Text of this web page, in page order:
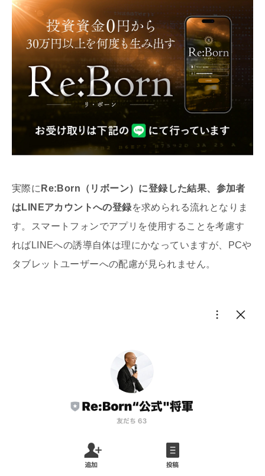
実際に Re:Born（リボーン）に登録した結果、参加者
はLINEアカウントへの登録を求められる流れとなりま
す。スマートフォンでアプリを使用することを考慮す
ればLINEへの誘導自体は理にかなっていますが、PCや
タブレットユーザーへの配慮が見られません。